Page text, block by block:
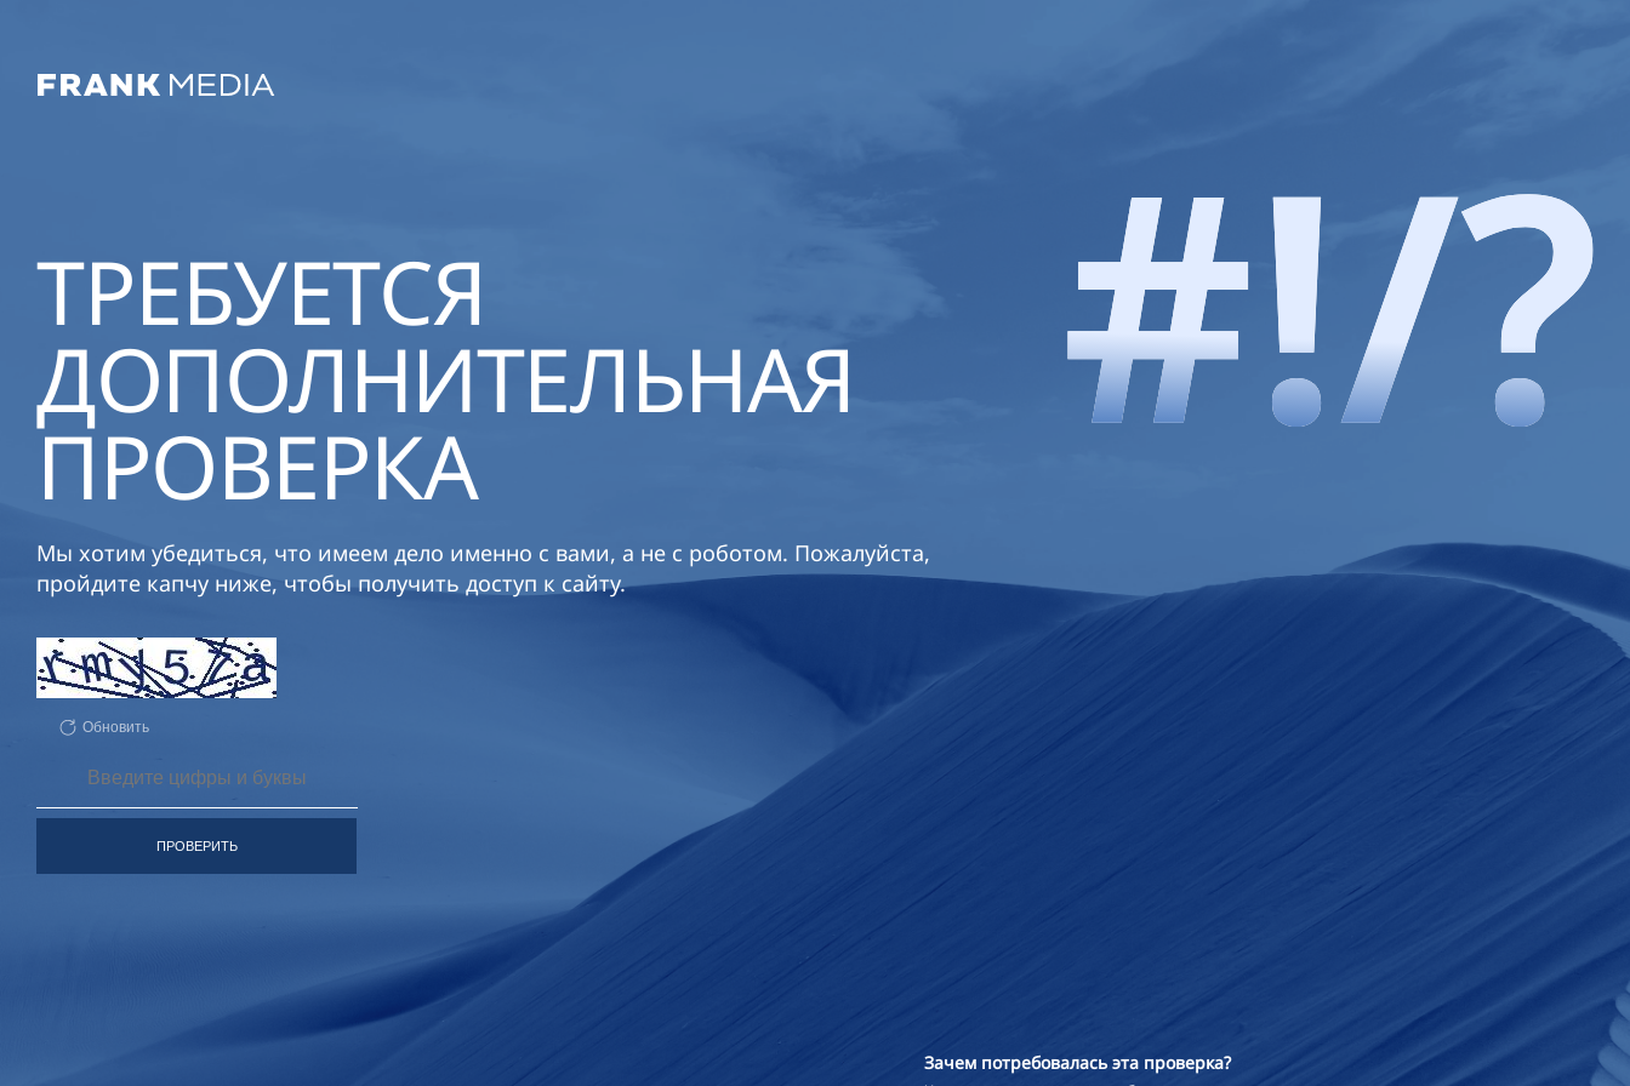
ТРЕБУЕТСЯ
ДОПОЛНИТЕЛЬНАЯ
ПРОВЕРКА
Мы хотим убедиться, что имеем дело именно с вами, а не с роботом. Пожалуйста,
пройдите капчу ниже, чтобы получить доступ к сайту.
Обновить
ПРОВЕРИТЬ
Зачем потребовалась эта проверка?